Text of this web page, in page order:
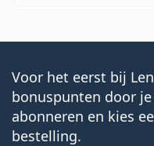
Voor het eerst bij
bonuspunten door
abonneren en kies
bestelling.